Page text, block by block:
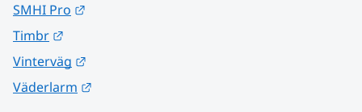
SMHI Pro
Timbr
Vinterväg
Väderlarm